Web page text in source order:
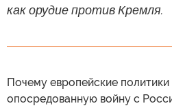
как орудие против Кремля.
Почему европейские
опосредованную войну с